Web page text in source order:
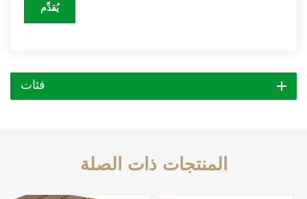
يُقدِّم
فئات
المنتجات ذات الصلة